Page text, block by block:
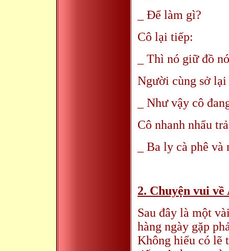
_ Để làm gì?
Cô lại tiếp:
_ Thì nó giữ đồ
Người cùng sở
_ Như vậy cô
Cô nhanh nhẩu
_ Ba ly cà phê
2. Chuyện vui về
Sau đây là một
hàng ngày gặp
Không hiểu có lẽ